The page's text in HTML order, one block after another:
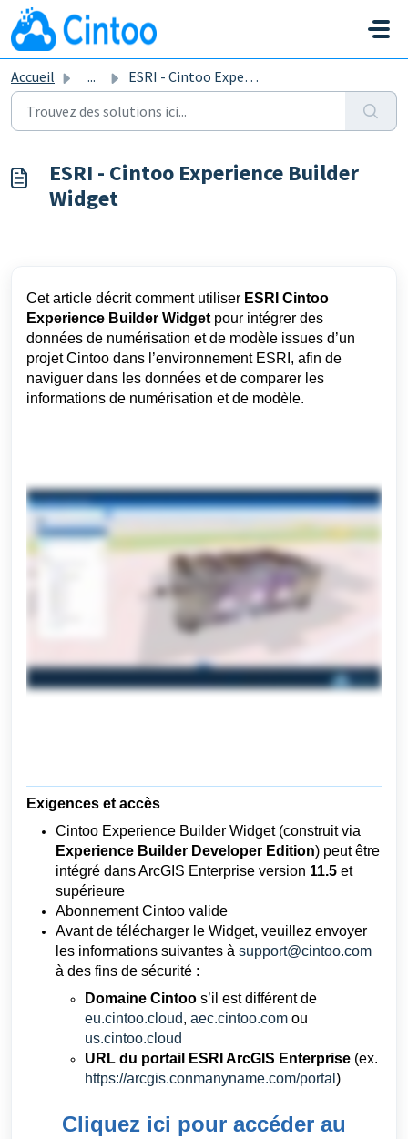
Passer au contenu principal
Accueil ... ESRI - Cintoo Experience Builder Widget
ESRI - Cintoo Experience Builder
Widget
Cet article décrit comment utiliser ESRI Cintoo
Experience Builder Widget pour intégrer des
données de numérisation et de modèle issues d’un
projet Cintoo dans l’environnement ESRI, afin de
naviguer dans les données et de comparer les
informations de numérisation et de modèle.
Exigences et accès
Cintoo Experience Builder Widget(construit via
Experience Builder Developer Edition) peut être
intégré dans ArcGIS Enterprise version 11.5 et
supérieure
Abonnement Cintoo valide
Avant de télécharger le Widget, veuillez envoyer
les informations suivantes à support@cintoo.com
à des fins de sécurité :
Domaine Cintoo s’il est différent de
eu.cintoo.cloud, aec.cintoo.com ou
us.cintoo.cloud
URL du portail ESRI ArcGIS Enterprise (ex.
https://arcgis.conmanyname.com/portal )
Cliquez ici pour accéder au